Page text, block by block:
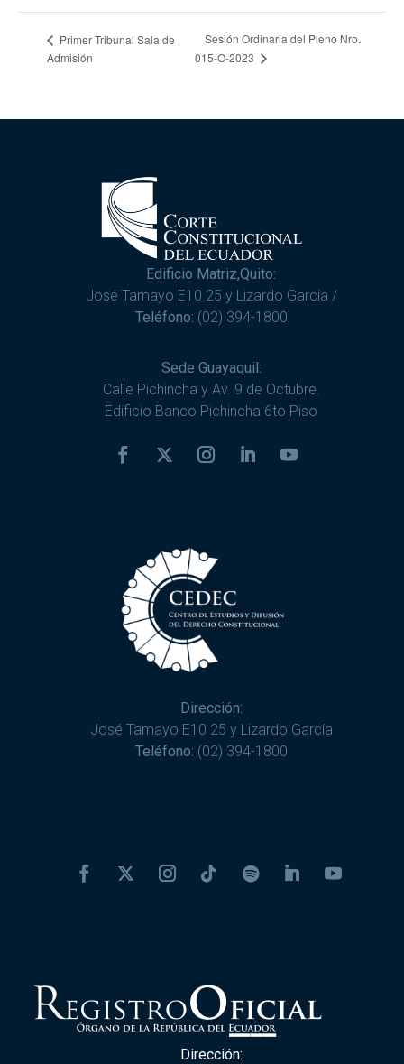
Primer Tribunal Sala de
Admisión
Sesión Ordinaria del Pleno Nro.
015-O-2023
Edificio Matriz,Quito:
José Tamayo E10 25 y Lizardo García /
Teléfono: (02) 394-1800
Sede Guayaquil:
Calle Pichincha y Av. 9 de Octubre.
Edificio Banco Pichincha 6to Piso
Dirección:
José Tamayo E10 25 y Lizardo García
Teléfono: (02) 394-1800
Dirección: